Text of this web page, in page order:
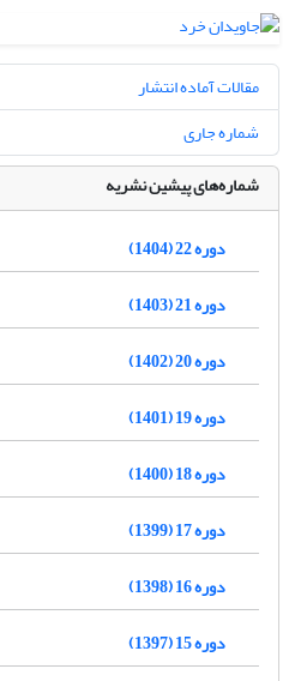
مقالات آماده انتشار
شماره جاری
شماره‌های پیشین نشریه
دوره 22 (1404)
دوره 21 (1403)
دوره 20 (1402)
دوره 19 (1401)
دوره 18 (1400)
دوره 17 (1399)
دوره 16 (1398)
دوره 15 (1397)